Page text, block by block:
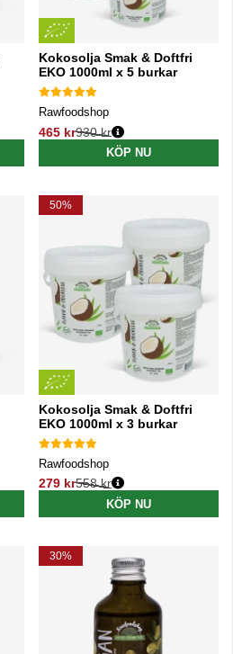
Kokosolja Smak & Doftfri
EKO 1000ml x 5 burkar
Rawfoodshop
465 kr
Ordinarie pris:
930 kr
KÖP NU
50%
Kokosolja Smak & Doftfri
EKO 1000ml x 3 burkar
Rawfoodshop
279 kr
Ordinarie pris:
558 kr
KÖP NU
30%